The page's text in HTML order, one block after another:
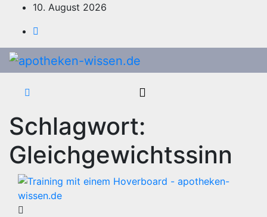
springen
10. August 2026
Schlagwort:
Gleichgewichtssinn